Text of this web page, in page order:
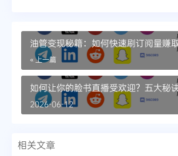
油管变现秘籍：如何快速刷订阅量赚
« 上一篇
如何让你的脸书直播受欢迎？五大秘
2026-06-12
相关文章